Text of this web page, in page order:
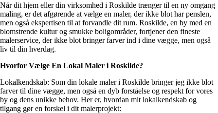
Når dit hjem eller din virksomhed i Roskilde trænger til en ny omgang
maling, er det afgørende at vælge en maler, der ikke blot har penslen,
men også ekspertisen til at forvandle dit rum. Roskilde, en by med en
blomstrende kultur og smukke boligområder, fortjener den fineste
malerservice, der ikke blot bringer farver ind i dine vægge, men også
liv til din hverdag.
Hvorfor Vælge En Lokal Maler i Roskilde?
Lokalkendskab: Som din lokale maler i Roskilde bringer jeg ikke blot
farver til dine vægge, men også en dyb forståelse og respekt for vores
by og dens unikke behov. Her er, hvordan mit lokalkendskab og
tilgang gør en forskel i dit malerprojekt: